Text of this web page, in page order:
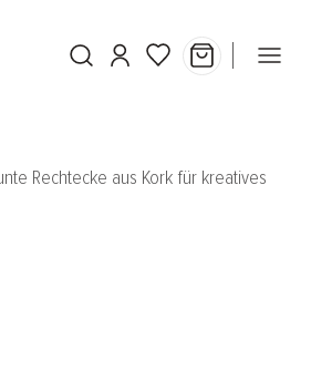
Rechtecke aus Kork für kreatives